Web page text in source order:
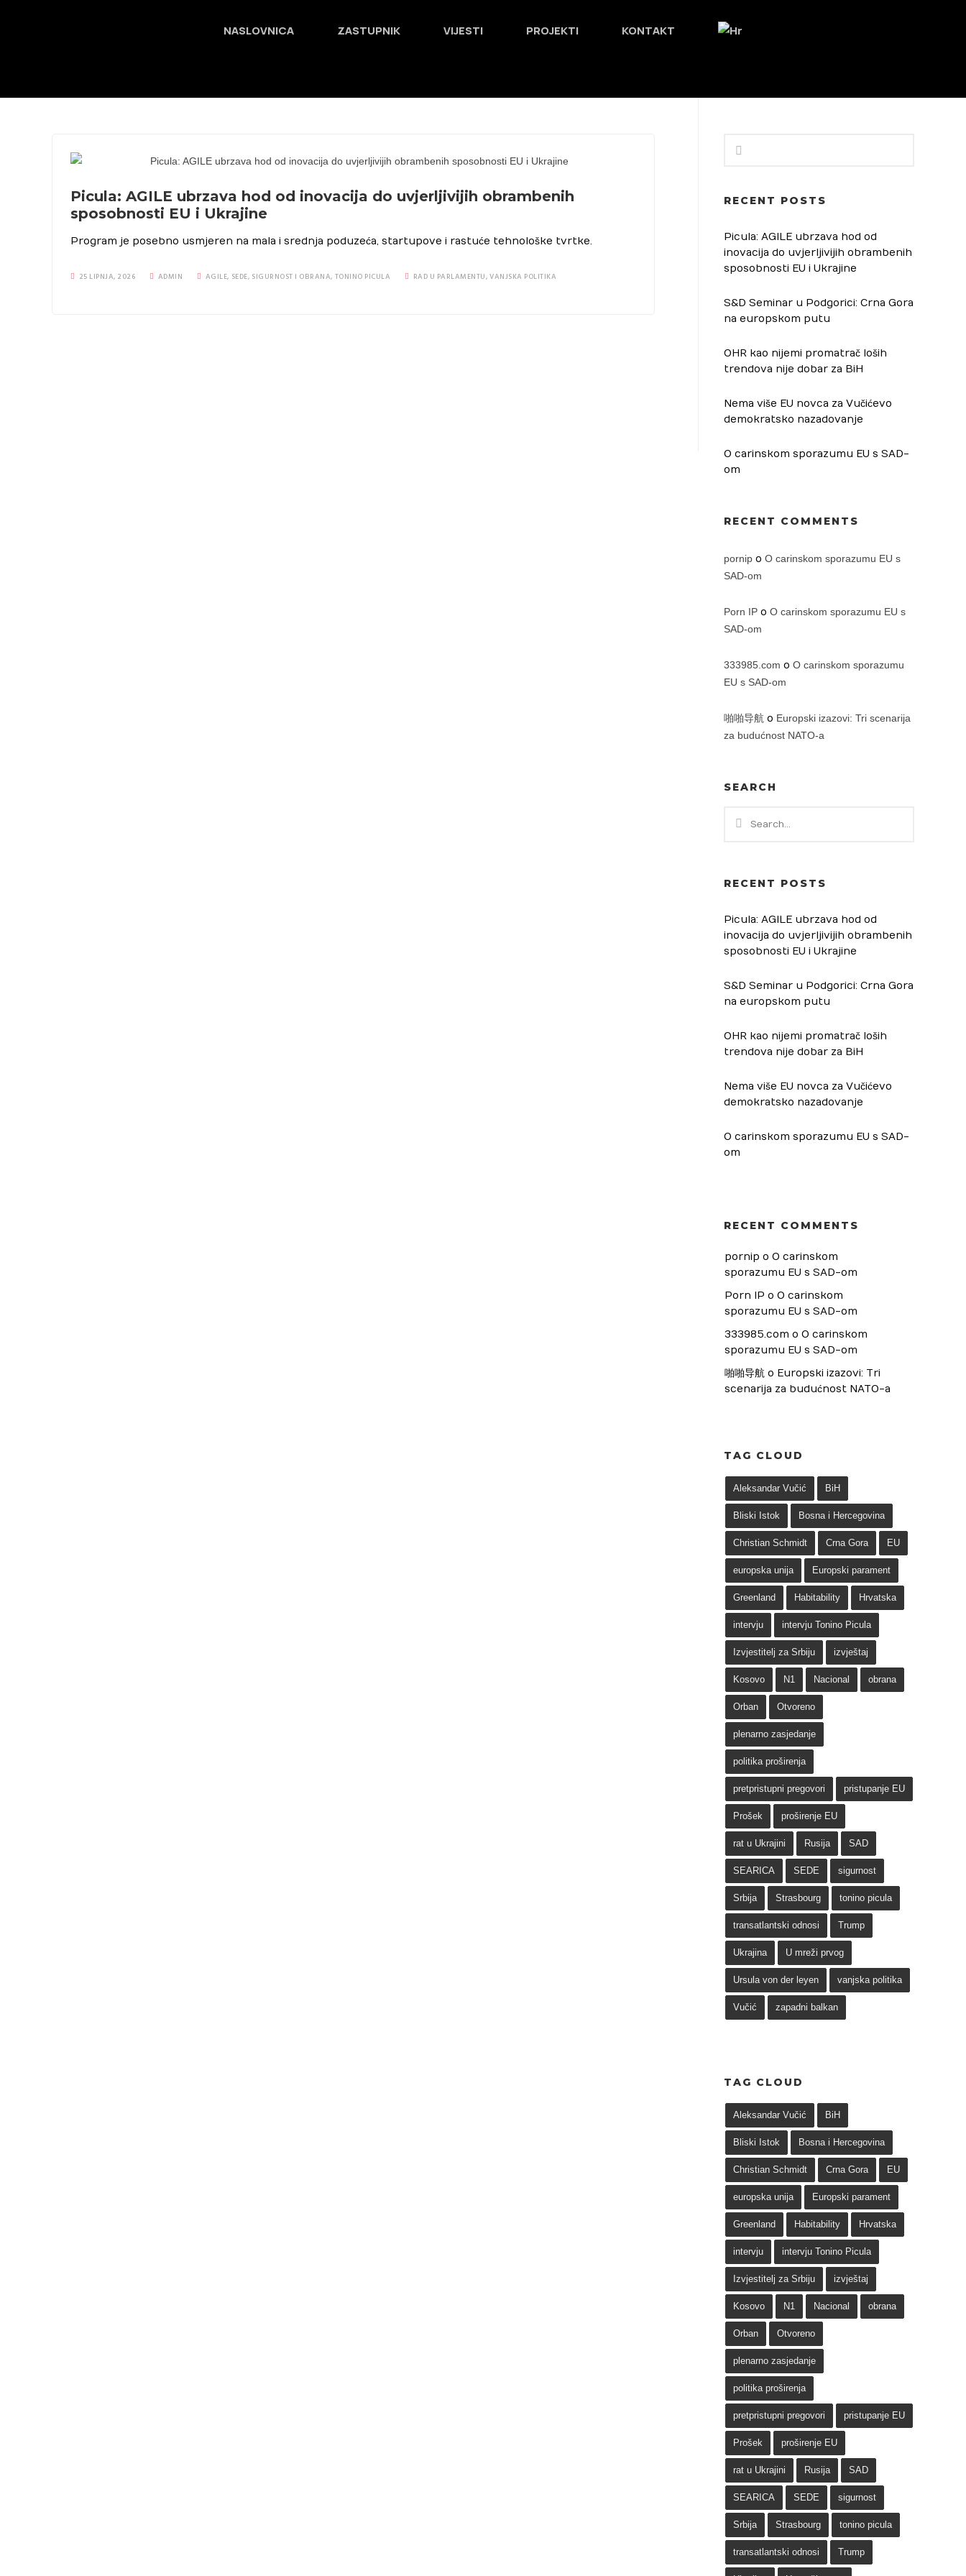
NASLOVNICA ZASTUPNIK VIJESTI PROJEKTI KONTAKT
Picula: AGILE ubrzava hod od inovacija do uvjerljivijih obrambenih
sposobnosti EU i Ukrajine
Program je posebno usmjeren na mala i srednja poduzeća, startupove i rastuće tehnološke tvrtke.
25 LIPNJA, 2026 ADMIN AGILE, SEDE, SIGURNOST I OBRANA, TONINO PICULA RAD U PARLAMENTU,VANJSKA POLITIKA
RECENT POSTS
Picula: AGILE ubrzava hod od
inovacija do uvjerljivijih obrambenih
sposobnosti EU i Ukrajine
S&D Seminar u Podgorici: Crna Gora
na europskom putu
OHR kao nijemi promatrač loših
trendova nije dobar za BiH
Nema više EU novca za Vučićevo
demokratsko nazadovanje
O carinskom sporazumu EU s SAD-
om
RECENT COMMENTS
pornip o O carinskom sporazumu EU s
SAD-om
Porn IP o O carinskom sporazumu EU s
SAD-om
333985.com o O carinskom sporazumu
EU s SAD-om
啪啪导航 o Europski izazovi: Tri scenarija
za budućnost NATO-a
SEARCH
RECENT POSTS
Picula: AGILE ubrzava hod od
inovacija do uvjerljivijih obrambenih
sposobnosti EU i Ukrajine
S&D Seminar u Podgorici: Crna Gora
na europskom putu
OHR kao nijemi promatrač loših
trendova nije dobar za BiH
Nema više EU novca za Vučićevo
demokratsko nazadovanje
O carinskom sporazumu EU s SAD-
om
RECENT COMMENTS
pornip o O carinskom
sporazumu EU s SAD-om
Porn IP o O carinskom
sporazumu EU s SAD-om
333985.com o O carinskom
sporazumu EU s SAD-om
啪啪导航 o Europski izazovi: Tri
scenarija za budućnost NATO-a
TAG CLOUD
Aleksandar Vučić BiH
Bliski Istok Bosna i Hercegovina
Christian Schmidt Crna Gora EU
europska unija Europski parament
Greenland Habitability Hrvatska
intervju intervju Tonino Picula
Izvjestitelj za Srbiju izvještaj
Kosovo N1 Nacional obrana
Orban Otvoreno
plenarno zasjedanje
politika proširenja
pretpristupni pregovori pristupanje EU
Prošek proširenje EU
rat u Ukrajini Rusija SAD
SEARICA SEDE sigurnost
Srbija Strasbourg tonino picula
transatlantski odnosi Trump
Ukrajina U mreži prvog
Ursula von der leyen vanjska politika
Vučić zapadni balkan
TAG CLOUD
Aleksandar Vučić BiH
Bliski Istok Bosna i Hercegovina
Christian Schmidt Crna Gora EU
europska unija Europski parament
Greenland Habitability Hrvatska
intervju intervju Tonino Picula
Izvjestitelj za Srbiju izvještaj
Kosovo N1 Nacional obrana
Orban Otvoreno
plenarno zasjedanje
politika proširenja
pretpristupni pregovori pristupanje EU
Prošek proširenje EU
rat u Ukrajini Rusija SAD
SEARICA SEDE sigurnost
Srbija Strasbourg tonino picula
transatlantski odnosi Trump